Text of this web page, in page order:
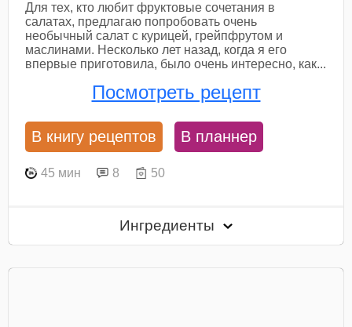
Для тех, кто любит фруктовые сочетания в
салатах, предлагаю попробовать очень
необычный салат с курицей, грейпфрутом и
маслинами. Несколько лет назад, когда я его
впервые приготовила, было очень интересно, как...
Посмотреть рецепт
В книгу рецептов В планнер
45 мин 8 50
Ингредиенты